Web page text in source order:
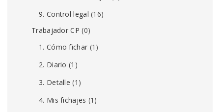
9. Control legal (16)
Trabajador CP (0)
1. Cómo fichar (1)
2. Diario (1)
3. Detalle (1)
4. Mis fichajes (1)